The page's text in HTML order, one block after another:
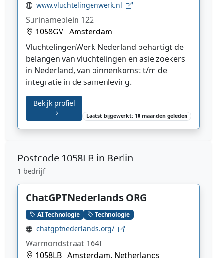
www.vluchtelingenwerk.nl
Surinameplein 122
1058GV Amsterdam
VluchtelingenWerk Nederland behartigt de
belangen van vluchtelingen en asielzoekers
in Nederland, van binnenkomst t/m de
integratie in de samenleving.
Bekijk profiel
Laatst bijgewerkt: 10 maanden geleden
Postcode 1058LB in Berlin
1 bedrijf
ChatGPTNederlands ORG
AI Technologie Technologie
chatgptnederlands.org/
Warmondstraat 164I
1058LB Amsterdam, Netherlands